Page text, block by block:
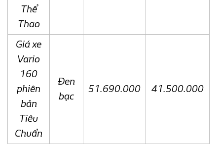
Thể
Thao
Giá xe
Vario
160
phiên
bản
Tiêu
Chuẩn
Đen
bạc
51.690.000 41.500.000